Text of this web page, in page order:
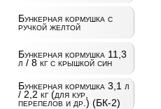
Бункерная кормушка с
ручкой желтой
Бункерная кормушка 11,3
л / 8 кг с крышкой син
Бункерная кормушка 3,1 л
/ 2,2 кг (для кур,
перепелов и др.) (БК-2)